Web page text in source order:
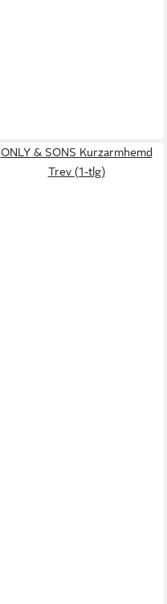
ONLY & SONS Kurzarmhemd
Trev (1-tlg)